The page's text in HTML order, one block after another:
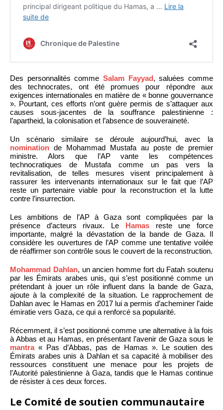
Des personnalités comme Salam Fayyad, saluées comme
des technocrates, ont été promues pour répondre aux
exigences internationales en matière de « bonne gouvernance
». Pourtant, ces efforts n’ont guère permis de s’attaquer aux
causes sous-jacentes de la souffrance palestinienne :
l’apartheid, la colonisation et l’absence de souveraineté.
Un scénario similaire se déroule aujourd’hui, avec la
nomination de Mohammad Mustafa au poste de premier
ministre. Alors que l’AP vante les compétences
technocratiques de Mustafa comme un pas vers la
revitalisation, de telles mesures visent principalement à
rassurer les intervenants internationaux sur le fait que l’AP
reste un partenaire viable pour la reconstruction et la lutte
contre l’insurrection.
Les ambitions de l’AP à Gaza sont compliquées par la
présence d’acteurs rivaux. Le Hamasreste une force
importante, malgré la dévastation de la bande de Gaza. Il
considère les ouvertures de l’AP comme une tentative voilée
de réaffirmer son contrôle sous le couvert de la reconstruction.
Mohammad Dahlan, un ancien homme fort du Fatah soutenu
par les Émirats arabes unis, qui s’est positionné comme un
prétendant à jouer un rôle influent dans la bande de Gaza,
ajoute à la complexité de la situation. Le rapprochement de
Dahlan avec le Hamas en 2017 lui a permis d’acheminer l’aide
émiratie vers Gaza, ce qui a renforcé sa popularité.
Récemment, il s’est positionné comme une alternative à la fois
à Abbas et au Hamas, en présentant l’avenir de Gaza sous le
mantra« Pas d’Abbas, pas de Hamas ». Le soutien des
Émirats arabes unis à Dahlan et sa capacité à mobiliser des
ressources constituent une menace pour les projets de
l’Autorité palestinienne à Gaza, tandis que le Hamas continue
de résister à ces deux forces.
Le Comité de soutien communautaire